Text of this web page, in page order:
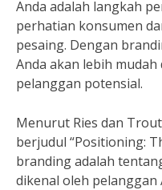
Anda adalah langkah
perhatian konsumen
pesaing. Dengan
Anda akan lebih
pelanggan potensial.
Menurut Ries dan
berjudul “Positioning:
branding adalah
dikenal oleh